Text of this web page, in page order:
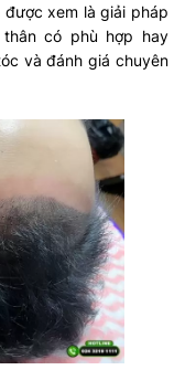
xem là giải pháp
có phù hợp hay
và đánh giá chuyên